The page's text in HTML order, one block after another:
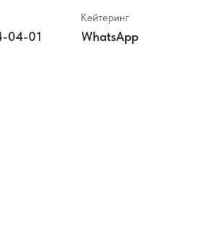
04-01 WhatsApp
Кейтеринг